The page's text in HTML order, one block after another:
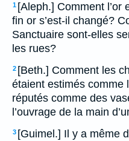
1 [Aleph.] Comment l’or
fin or s’est-il changé?
Sanctuaire sont-elles
les rues?
2 [Beth.] Comment les
étaient estimés comme
réputés comme des
l’ouvrage de la main
3 [Guimel.] Il y a même